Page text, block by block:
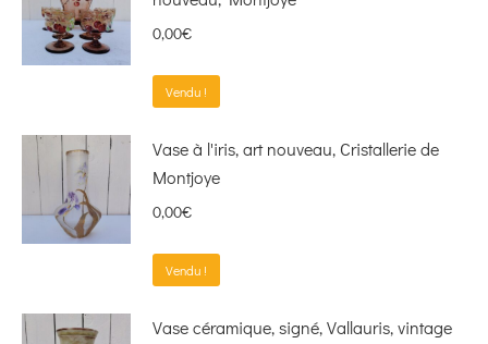
0,00€
Vendu !
Vase à l'iris, art nouveau, Cristallerie de
Montjoye
0,00€
Vendu !
Vase céramique, signé, Vallauris, vintage